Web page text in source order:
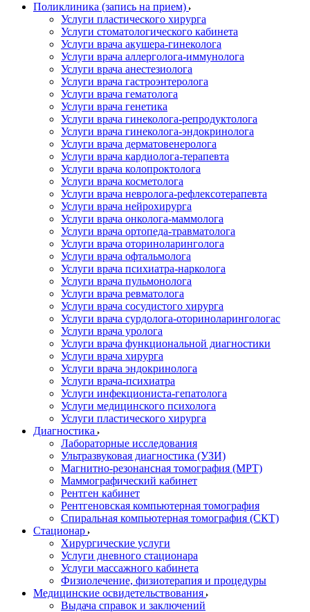
Поликлиника (запись на прием)
Услуги пластического хирурга
Услуги стоматологического кабинета
Услуги врача акушера-гинеколога
Услуги врача аллерголога-иммунолога
Услуги врача анестезиолога
Услуги врача гастроэнтеролога
Услуги врача гематолога
Услуги врача генетика
Услуги врача гинеколога-репродуктолога
Услуги врача гинеколога-эндокринолога
Услуги врача дерматовенеролога
Услуги врача кардиолога-терапевта
Услуги врача колопроктолога
Услуги врача косметолога
Услуги врача невролога-рефлексотерапевта
Услуги врача нейрохирурга
Услуги врача онколога-маммолога
Услуги врача ортопеда-травматолога
Услуги врача оториноларинголога
Услуги врача офтальмолога
Услуги врача психиатра-нарколога
Услуги врача пульмонолога
Услуги врача ревматолога
Услуги врача сосудистого хирурга
Услуги врача сурдолога-оториноларингологас
Услуги врача уролога
Услуги врача функциональной диагностики
Услуги врача хирурга
Услуги врача эндокринолога
Услуги врача-психиатра
Услуги инфекциониста-гепатолога
Услуги медицинского психолога
Услуги пластического хирурга
Диагностика
Лабораторные исследования
Ультразвуковая диагностика (УЗИ)
Магнитно-резонансная томография (МРТ)
Маммографический кабинет
Рентген кабинет
Рентгеновская компьютерная томография
Спиральная компьютерная томография (СКТ)
Стационар
Хирургические услуги
Услуги дневного стационара
Услуги массажного кабинета
Физиолечение, физиотерапия и процедуры
Медицинские освидетельствования
Выдача справок и заключений